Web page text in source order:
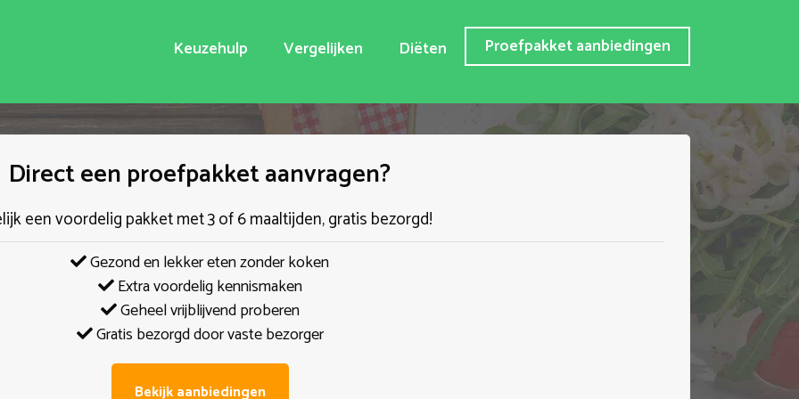
Keuzehulp Vergelijken Diëten Proefpakket aanbiedingen
Direct een proefpakket aanvragen?
een voordelig pakket met 3 of 6 maaltijden, gratis bezorgd!
Gezond en lekker eten zonder koken
Extra voordelig kennismaken
Geheel vrijblijvend proberen
Gratis bezorgd door vaste bezorger
Bekijk aanbiedingen